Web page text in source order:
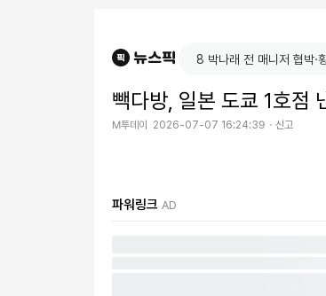
빽다방, 일본 도쿄 1호점
M투데이 2026-07-07 16:24:39 신고
파워링크 AD